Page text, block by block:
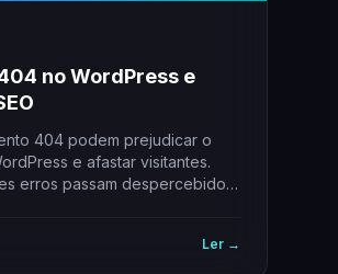
no WordPress e
404 podem prejudicar o
e afastar visitantes.
erros passam despercebidos,
Ler →